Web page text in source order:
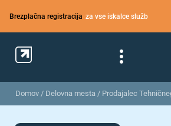
Brezplačna registracija za vse iskalce služb
Domov / Delovna mesta / Prodajalec